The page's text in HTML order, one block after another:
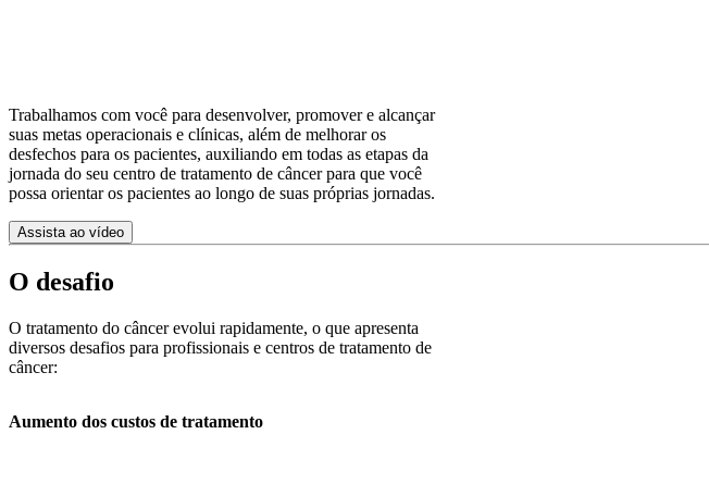
Trabalhamos com você para desenvolver, promover e alcançar
suas metas operacionais e clínicas, além de melhorar os
desfechos para os pacientes, auxiliando em todas as etapas da
jornada do seu centro de tratamento de câncer para que você
possa orientar os pacientes ao longo de suas próprias jornadas.
Assista ao vídeo
O desafio
O tratamento do câncer evolui rapidamente, o que apresenta
diversos desafios para profissionais e centros de tratamento de
câncer:
Aumento dos custos de tratamento